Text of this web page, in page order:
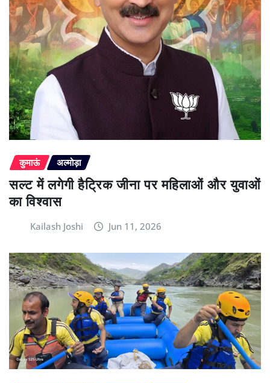
कुमाऊं अल्मोड़ा
सल्ट में लगेगी हैट्रिक जीना पर महिलाओं और युवाओं
का विश्वास
Kailash Joshi Jun 11, 2026